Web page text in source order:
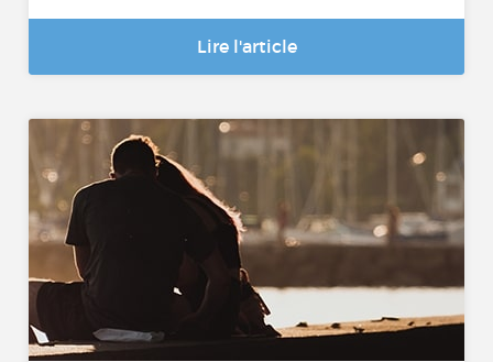
Lire l'article